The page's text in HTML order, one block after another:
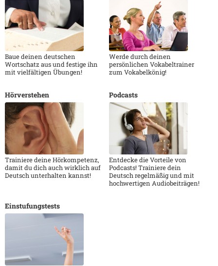
Baue deinen deutschen
Wortschatz aus und festige ihn
mit vielfältigen Übungen!
Werde durch deinen
persönlichen Vokabeltrainer
zum Vokabelkönig!
Hörverstehen
Trainiere deine Hörkompetenz,
damit du dich auch wirklich auf
Deutsch unterhalten kannst!
Podcasts
Entdecke die Vorteile von
Podcasts! Trainiere dein
Deutsch regelmäßig und mit
hochwertigen Audiobeiträgen!
Einstufungstests